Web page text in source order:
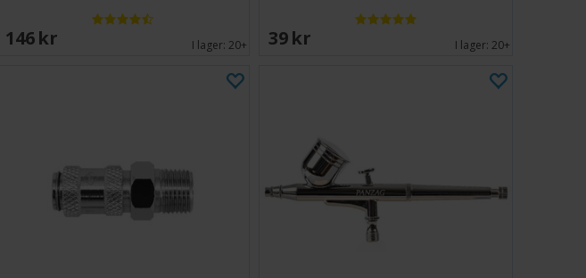
146 SEK I lager:20+ 39 SEK I lager:20+